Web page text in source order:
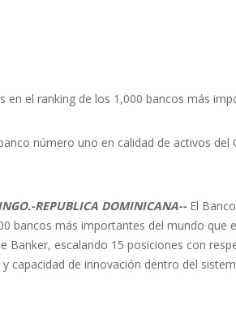
en el ranking de los 1,000 bancos más
número uno en calidad de activos del
REPUBLICA DOMINICANA-- El
bancos más importantes del mundo que
Banker, escalando 15 posiciones con
capacidad de innovación dentro del